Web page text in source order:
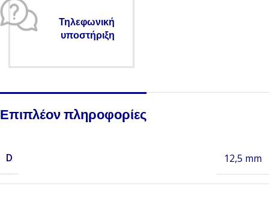
Τηλεφωνική
υποστήριξη
Επιπλέον πληροφορίες
D 12,5 mm